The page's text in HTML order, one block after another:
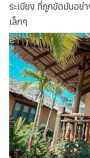
ระเบียง ที่ถูกขัดมันอย่
เล็กๆ